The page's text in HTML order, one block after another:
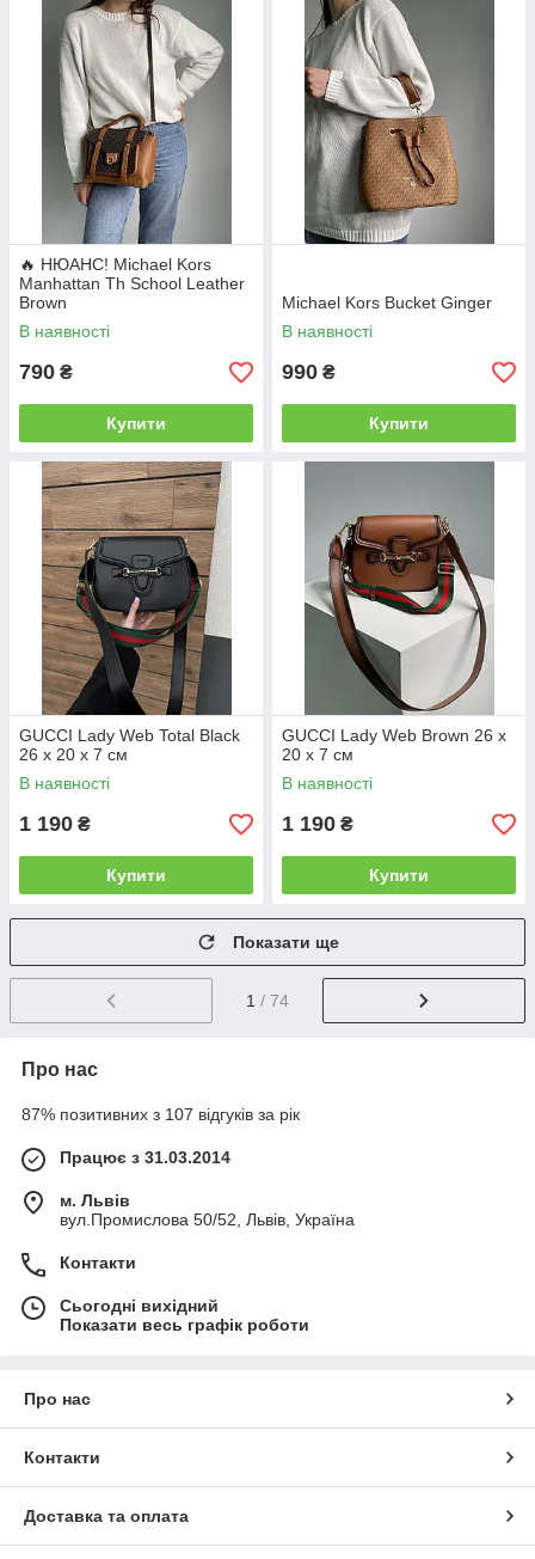
🔥 НЮАНС! Michael Kors
Manhattan Th School Leather
Brown
В наявності
790 ₴
Купити
Michael Kors Bucket Ginger
В наявності
990 ₴
Купити
GUCCI Lady Web Total Black
26 х 20 х 7 см
В наявності
1 190 ₴
Купити
GUCCI Lady Web Brown 26 х
20 х 7 см
В наявності
1 190 ₴
Купити
Показати ще
1 / 74
Про нас
87% позитивних з 107 відгуків за рік
Працює з 31.03.2014
м. Львів
вул.Промислова 50/52, Львів, Україна
Контакти
Сьогодні вихідний
Показати весь графік роботи
Про нас
Контакти
Доставка та оплата